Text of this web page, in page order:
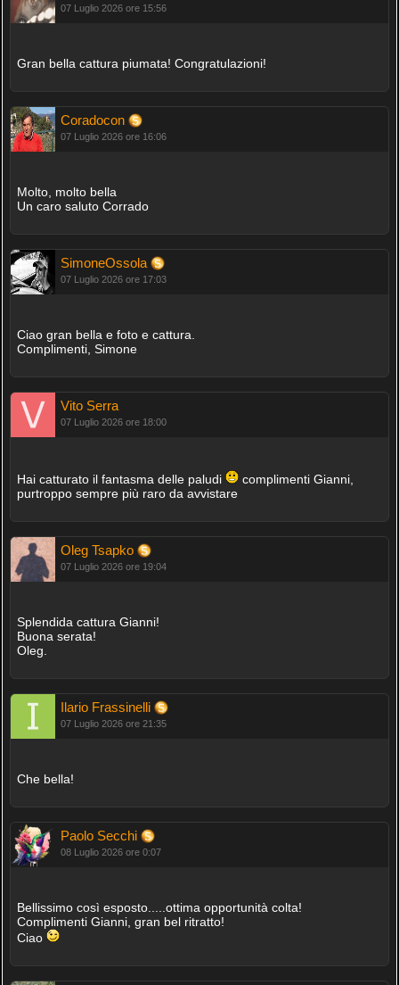
07 Luglio 2026 ore 15:56
Gran bella cattura piumata! Congratulazioni!
Coradocon
07 Luglio 2026 ore 16:06
Molto, molto bella
Un caro saluto Corrado
SimoneOssola
07 Luglio 2026 ore 17:03
Ciao gran bella e foto e cattura.
Complimenti, Simone
Vito Serra
07 Luglio 2026 ore 18:00
Hai catturato il fantasma delle paludi
complimenti Gianni,
purtroppo sempre più raro da avvistare
Oleg Tsapko
07 Luglio 2026 ore 19:04
Splendida cattura Gianni!
Buona serata!
Oleg.
Ilario Frassinelli
07 Luglio 2026 ore 21:35
Che bella!
Paolo Secchi
08 Luglio 2026 ore 0:07
Bellissimo così esposto.....ottima opportunità colta!
Complimenti Gianni, gran bel ritratto!
Ciao